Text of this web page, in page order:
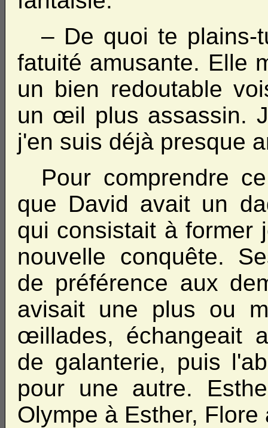
– De quoi te plains-
fatuité amusante. Elle
un bien redoutable
un œil plus assassin.
j'en suis déjà presque
Pour comprendre
que David avait un
qui consistait à former
nouvelle conquête.
de préférence aux
avisait une plus ou
œillades, échangeait
de galanterie, puis
pour une autre.
Olympe à Esther, Flore